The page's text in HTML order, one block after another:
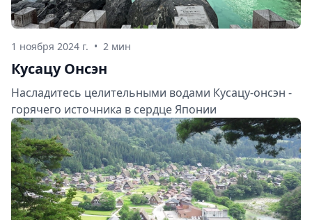
1 ноября 2024 г. • 2 мин
Кусацу Онсэн
Насладитесь целительными водами Кусацу-онсэн -
горячего источника в сердце Японии